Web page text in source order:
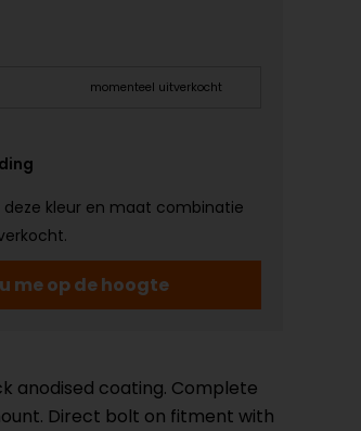
momenteel uitverkocht
deze kleur en maat combinatie
me op de hoogte
anodised coating. Complete
Direct bolt on fitment with